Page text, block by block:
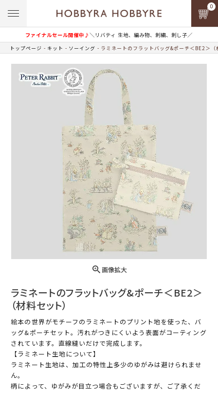
ファイナルセール開催中♪＼リバティ 生地、編み物、刺繍、刺し子／
0
トップページ キット ソーイング ラミネートのフラットバッグ&ポーチ＜BE2＞（
画像拡大
ラミネートのフラットバッグ&ポーチ＜BE2＞
（材料セット）
絵本の世界がモチーフのラミネートのプリント地を使った、バ
ッグ&ポーチセット。汚れがつきにくいよう表面がコーティング
されています。直線縫いだけで完成します。
【ラミネート生地について】
ラミネート生地は、加工の特性上多少のゆがみは避けられませ
ん。
柄によって、ゆがみが目立つ場合もございますが、ご了承くだ